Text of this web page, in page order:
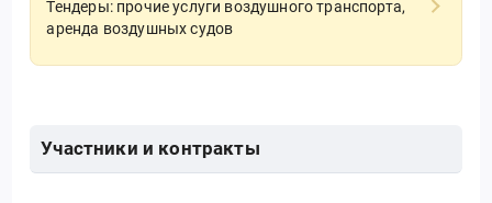
Тендеры: прочие услуги воздушного транспорта,
аренда воздушных судов
Участники и контракты